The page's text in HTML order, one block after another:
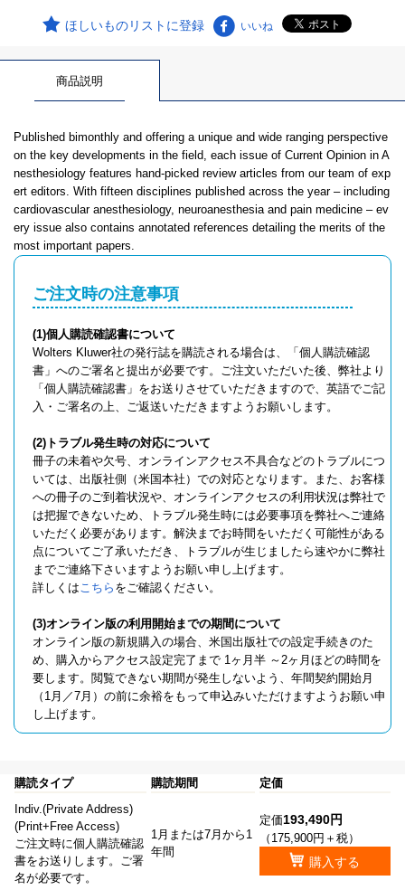
ほしいものリストに登録 いいね
商品説明
​​​​​​​​​​​​​​​​​​Published bimonthly and offering a unique and wide ranging perspective
on the key developments in the field, each issue of Current Opinion in A
nesthesiology features hand-picked review articles from our team of exp
ert editors. With fifteen disciplines published across the year – including
cardiovascular anesthesiology, neuroanesthesia and pain medicine – ev
ery issue also contains annotated references detailing the merits of the
most important papers.
ご注文時の注意事項
(1)個人購読確認書について
Wolters Kluwer社の発行誌を購読される場合は、「個人購読確認
書」へのご署名と提出が必要です。ご注文いただいた後、弊社より
「個人購読確認書」をお送りさせていただきますので、英語でご記
入・ご署名の上、ご返送いただきますようお願いします。
(2)トラブル発生時の対応について
冊子の未着や欠号、オンラインアクセス不具合などのトラブルにつ
いては、出版社側（米国本社）での対応となります。また、お客様
への冊子のご到着状況や、オンラインアクセスの利用状況は弊社で
は把握できないため、トラブル発生時には必要事項を弊社へご連絡
いただく必要があります。解決までお時間をいただく可能性がある
点についてご了承いただき、トラブルが生じましたら速やかに弊社
までご連絡下さいますようお願い申し上げます。
詳しくはこちら をご確認ください。
(3)オンライン版の利用開始までの期間について
オンライン版の新規購入の場合、米国出版社での設定手続きのた
め、購入からアクセス設定完了まで 1ヶ月半 ～2ヶ月ほどの時間を
要します。閲覧できない期間が発生しないよう、年間契約開始月
（1月／7月）の前に余裕をもって申込みいただけますようお願い申
し上げます。
購読タイプ 購読期間
定価
Indiv.(Private Address)
(Print+Free Access)
ご注文時に個人購読確認
書をお送りします。ご署
名が必要です。
1月または7月から1
年間
定価193,490円
（175,900円＋税）
購入する